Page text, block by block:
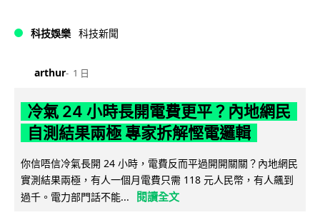
科技娛樂 科技新聞
arthur 1 日
冷氣 24 小時長開電費更平？內地網民
自測結果兩極 專家拆解慳電邏輯
你信唔信冷氣長開 24 小時，電費反而平過開開關關？內地網民
實測結果兩極，有人一個月電費只需 118 元人民幣，有人飆到
過千。電力部門話不能...
閱讀全文